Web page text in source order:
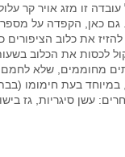
זו מזג אויר קר
גם כאן, הקפדה על
את כלוב הציפורים
לכסות את הכלוב
מחוממים, שלא לחמם
במיוחד בעת חימומו
עשן סיגריות, גז